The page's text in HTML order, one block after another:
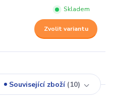
Skladem
Zvolit variantu
Související zboží 10